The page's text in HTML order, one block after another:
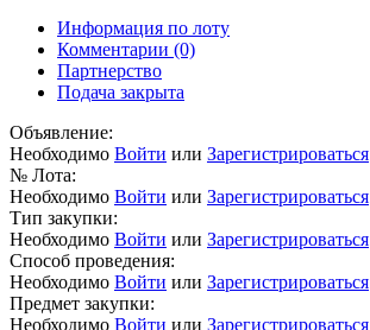
Информация по лоту
Комментарии (0)
Партнерство
Подача закрыта
Объявление:
Необходимо Войти или Зарегистрироваться
№ Лота:
Необходимо Войти или Зарегистрироваться
Тип закупки:
Необходимо Войти или Зарегистрироваться
Способ проведения:
Необходимо Войти или Зарегистрироваться
Предмет закупки:
Необходимо Войти или Зарегистрироваться